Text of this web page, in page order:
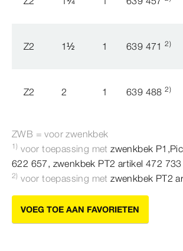
Z2 1½ 1 639 4712)
Z2 2 1 639 4882)
ZWB = voor zwenkbek
1) voor toepassing metzwenkbek
622 657, zwenkbek PT2 artikel 472 733
2) voor toepassing metzwenkbek PT2
VOEG TOE AAN FAVORIETEN